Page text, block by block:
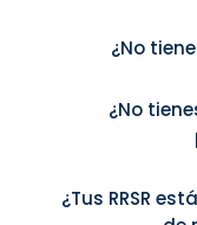
¿No
¿No
¿Tus RRSR